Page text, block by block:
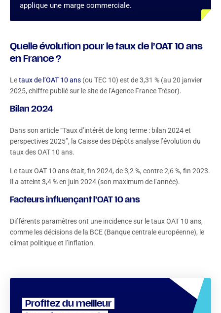
applique une marge commerciale.
Quelle évolution pour le taux de l’OAT 10 ans
en France ?
Letaux de l’OAT 10 ans (ou TEC 10) est de 3,31 % (au 20 janvier
2025, chiffre publié sur le site de l’Agence France Trésor).
Bilan 2024
Dans son article “Taux d’intérêt de long terme : bilan 2024 et
perspectives 2025”, la Caisse des Dépôts analyse l’évolution du
taux des OAT 10 ans.
Le taux OAT 10 ans était, fin 2024, de 3,2 %, contre 2,6 %, fin 2023.
Il a atteint 3,4 % en juin 2024 (son maximum de l’année).
Facteurs influençant l’OAT 10 ans
Différents paramètres ont une incidence sur le taux OAT 10 ans,
comme les décisions de la BCE (Banque centrale européenne), le
climat politique et l’inflation.
Profitez du meilleur